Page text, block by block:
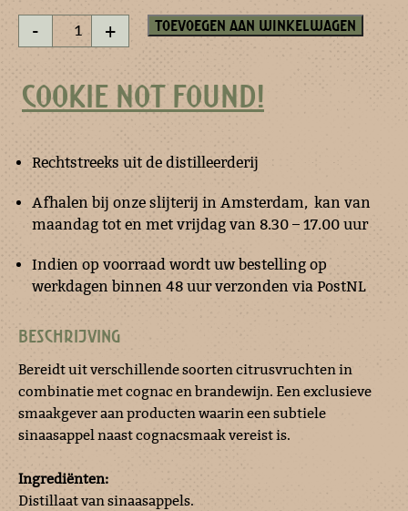
-
Curacao
d'Orange
ml
aantal
+ Toevoegen aan winkelwagen
COOKIE NOT FOUND!
Rechtstreeks uit de distilleerderij
Afhalen bij onze slijterij in Amsterdam, kan van
maandag tot en met vrijdag van 8.30 – 17.00 uur
Indien op voorraad wordt uw bestelling op
werkdagen binnen 48 uur verzonden via PostNL
BESCHRIJVING
Bereidt uit verschillende soorten citrusvruchten in
combinatie met cognac en brandewijn. Een exclusieve
smaakgever aan producten waarin een subtiele
sinaasappel naast cognacsmaak vereist is.
Ingrediënten:
Distillaat van sinaasappels.